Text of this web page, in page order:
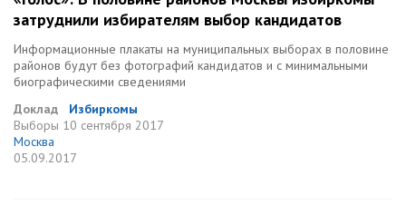
затруднили избирателям выбор кандидатов
Информационные плакаты на муниципальных выборах в половине
районов будут без фотографий кандидатов и с минимальными
биографическими сведениями
Доклад
Избиркомы
Выборы 10 сентября 2017
Москва
05.09.2017